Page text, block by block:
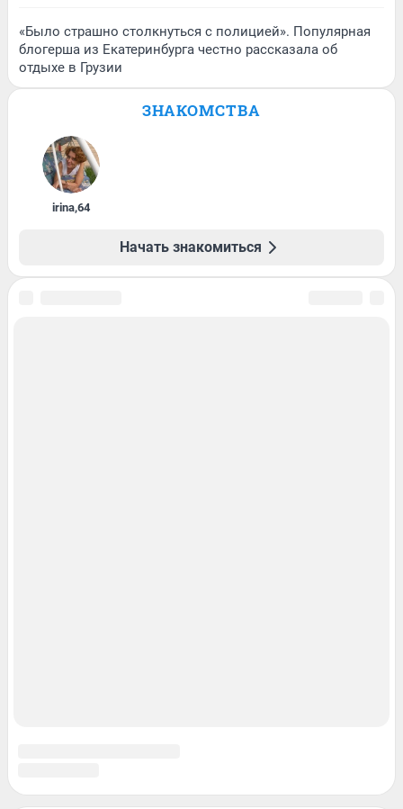
«Было страшно столкнуться с полицией». Популярная
блогерша из Екатеринбурга честно рассказала об
отдыхе в Грузии
ЗНАКОМСТВА
irina,64
Начать знакомиться